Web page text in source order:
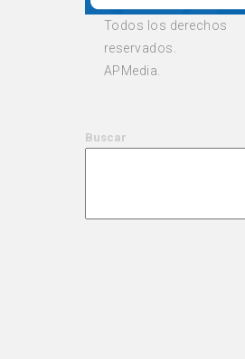
Todos los derechos
reservados.
APMedia.
Buscar